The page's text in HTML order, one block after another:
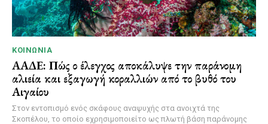
ΚΟΙΝΩΝΊΑ
ΑΑΔΕ: Πώς ο έλεγχος αποκάλυψε την παράνομη
αλιεία και εξαγωγή κοραλλιών από το βυθό του
Αιγαίου
Στον εντοπισμό ενός σκάφους αναψυχής στα ανοιχτά της
Σκοπέλου, το οποίο εχρησιμοποιείτο ως πλωτή βάση παράνομης